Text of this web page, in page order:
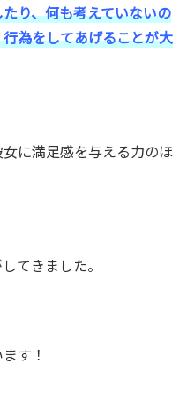
り、何も考えていないの
為をしてあげることが大
に満足感を与える力のほ
てきました。
す！